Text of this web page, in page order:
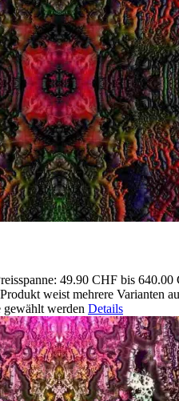
49.90 CHF bis 640.00
weist mehrere Varianten
gewählt werden Details